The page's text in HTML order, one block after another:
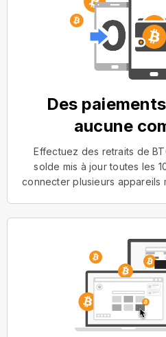
Des
aucune
Effectuez des retraits de
solde mis à jour toutes les
connecter plusieurs appareils